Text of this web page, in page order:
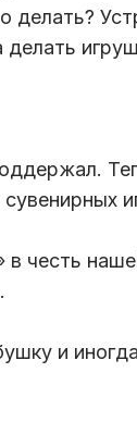
делать?
делать
честь
и